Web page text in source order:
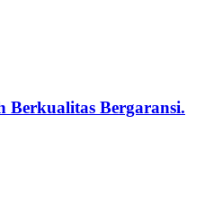
Berkualitas Bergaransi.